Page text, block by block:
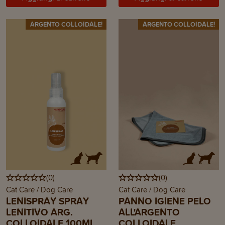
ARGENTO COLLOIDALE!
(0)
Cat Care / Dog Care
LENISPRAY SPRAY
LENITIVO ARG.
ARGENTO COLLOIDALE!
(0)
Cat Care / Dog Care
PANNO IGIENE PELO
ALL'ARGENTO